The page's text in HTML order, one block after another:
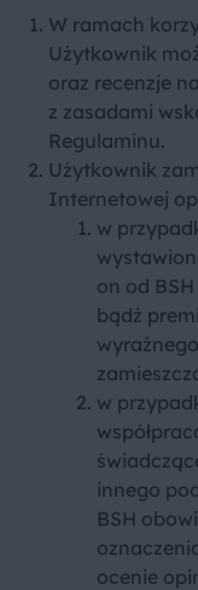
W ramach
Użytkownik
oraz recenzje
z zasadami
Regulaminu.
Użytkownik
Internetowej
w
on od
bądź
w
innego
BSH
ocenie